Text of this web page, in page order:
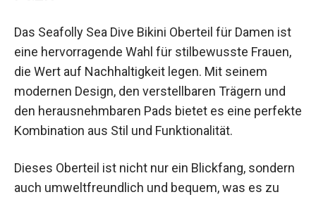
Das Seafolly Sea Dive Bikini Oberteil für Damen ist
eine hervorragende Wahl für stilbewusste Frauen,
die Wert auf Nachhaltigkeit legen. Mit seinem
modernen Design, den verstellbaren Trägern und
den herausnehmbaren Pads bietet es eine
perfekte Kombination aus Stil und Funktionalität.
Dieses Oberteil ist nicht nur ein Blickfang,